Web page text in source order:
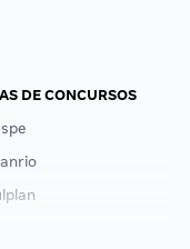
DE CONCURSOS